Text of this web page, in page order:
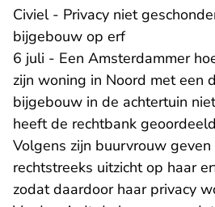
Civiel - Privacy niet
bijgebouw op erf
6 juli - Een Amsterdammer
zijn woning in Noord met een
bijgebouw in de achtertuin
heeft de rechtbank
Volgens zijn buurvrouw
rechtstreeks uitzicht op haar
zodat daardoor haar privacy